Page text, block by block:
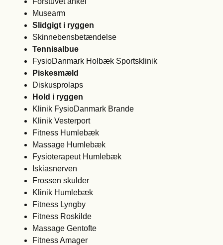
Musearm
Slidgigt i ryggen
Skinnebensbetændelse
Tennisalbue
FysioDanmark Holbæk Sportsklinik
Piskesmæld
Diskusprolaps
Hold i ryggen
Klinik FysioDanmark Brande
Klinik Vesterport
Fitness Humlebæk
Massage Humlebæk
Fysioterapeut Humlebæk
Iskiasnerven
Frossen skulder
Klinik Humlebæk
Fitness Lyngby
Fitness Roskilde
Massage Gentofte
Fitness Amager